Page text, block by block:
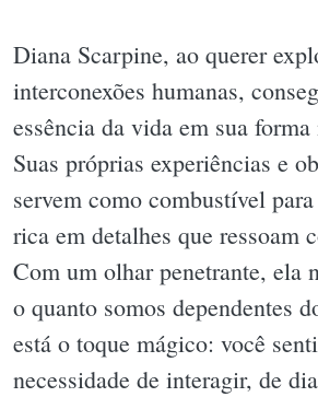
Diana Scarpine, ao querer
interconexões humanas,
essência da vida em sua
Suas próprias experiências e
servem como combustível
rica em detalhes que ressoam
Com um olhar penetrante, ela
o quanto somos dependentes
está o toque mágico: você
necessidade de interagir, de